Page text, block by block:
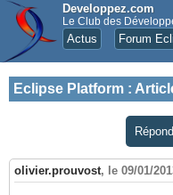
Developpez.com
Le Club des
Actus Forum
Eclipse Platform :
olivier.prouvost, le 09/01/